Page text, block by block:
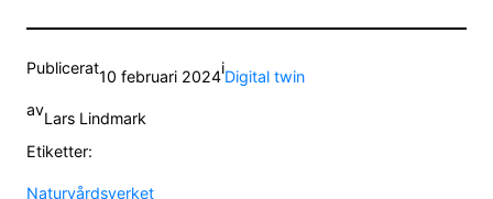
Publicerat10 februari 2024iDigital twin
avLars Lindmark
Etiketter:
Naturvårdsverket